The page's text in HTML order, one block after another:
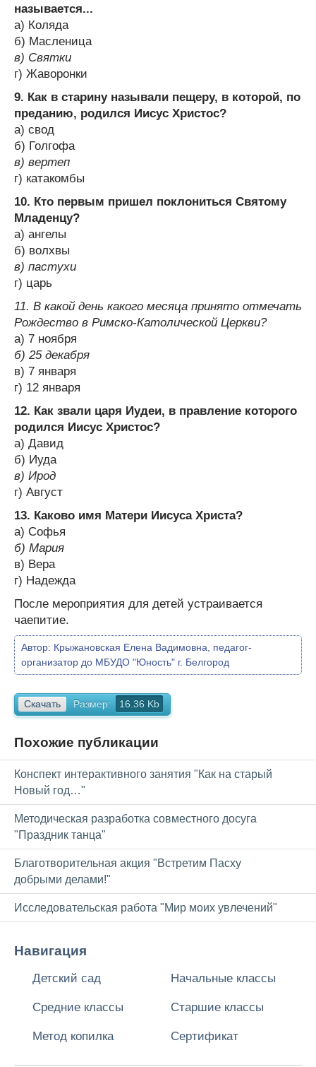
называется...
a) Коляда
б) Масленица
в) Святки
г) Жаворонки
9. Как в старину называли пещеру, в которой, по
преданию, родился Иисус Христос?
a) свод
б) Голгофа
в) вертеп
г) катакомбы
10. Кто первым пришел поклониться Святому
Младенцу?
a) ангелы
б) волхвы
в) пастухи
г) царь
11. В какой день какого месяца принято отмечать
Рождество в Римско-Католической Церкви?
a) 7 ноября
б) 25 декабря
в) 7 января
г) 12 января
12. Как звали царя Иудеи, в правление которого
родился Иисус Христос?
a) Давид
б) Иуда
в) Ирод
г) Август
13. Каково имя Матери Иисуса Христа?
a) Софья
б) Мария
в) Вера
г) Надежда
После мероприятия для детей устраивается
чаепитие.
Автор: Крыжановская Елена Вадимовна, педагог-
организатор до МБУДО "Юность" г. Белгород
Скачать Размер: 16.36 Kb
Похожие публикации
Конспект интерактивного занятия "Как на старый
Новый год…"
Методическая разработка совместного досуга
"Праздник танца"
Благотворительная акция "Встретим Пасху
добрыми делами!"
Исследовательская работа "Мир моих увлечений"
Навигация
Детский сад Начальные классы
Средние классы Старшие классы
Метод копилка Сертификат